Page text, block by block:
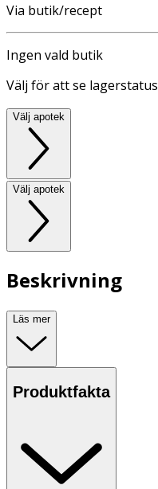
Via butik/recept
Ingen vald butik
Välj för att se lagerstatus
Välj apotek
Välj apotek
Beskrivning
Läs mer
Produktfakta